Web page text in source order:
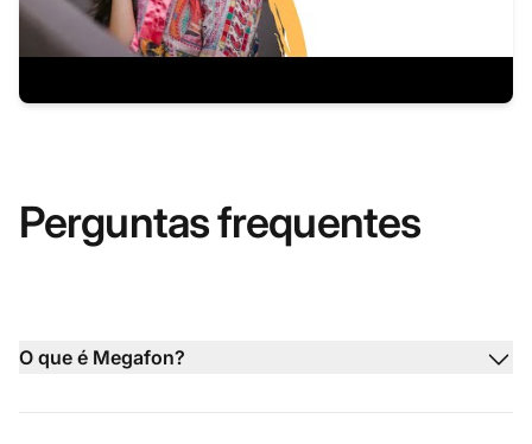
Perguntas frequentes
O que é Megafon?